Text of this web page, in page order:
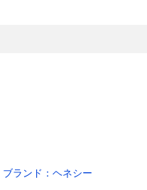
ブランド：ヘネシー